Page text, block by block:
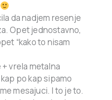
da nadjem resenje
Opet jednostavno,
“kako to nisam
vrela metalna
po kap sipamo
mesajuci. I to je to.